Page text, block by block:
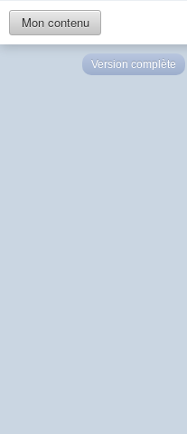
Mon contenu
Version complète